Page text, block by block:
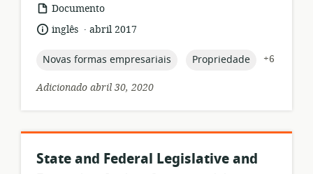
formato
de
recurso:
Documento
idioma:
inglês .
data
publicação:
abril 2017
topic:
Novas formas empresariais topic:
Propriedade
+6
Adicionado abril 30, 2020
State and Federal Legislative and